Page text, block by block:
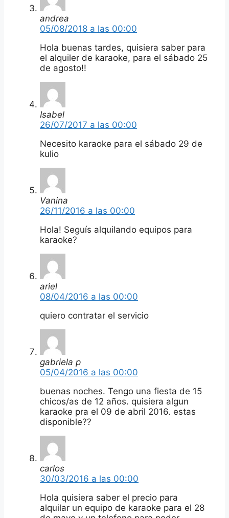
andrea
05/08/2018 a las 00:00
Hola buenas tardes, quisiera saber para
el alquiler de karaoke, para el sábado 25
de agosto!!
Isabel
26/07/2017 a las 00:00
Necesito karaoke para el sábado 29 de
kulio
Vanina
26/11/2016 a las 00:00
Hola! Seguís alquilando equipos para
karaoke?
ariel
08/04/2016 a las 00:00
quiero contratar el servicio
gabriela p
05/04/2016 a las 00:00
buenas noches. Tengo una fiesta de 15
chicos/as de 12 años. quisiera algun
karaoke pra el 09 de abril 2016. estas
disponible??
carlos
30/03/2016 a las 00:00
Hola quisiera saber el precio para
alquilar un equipo de karaoke para el 28